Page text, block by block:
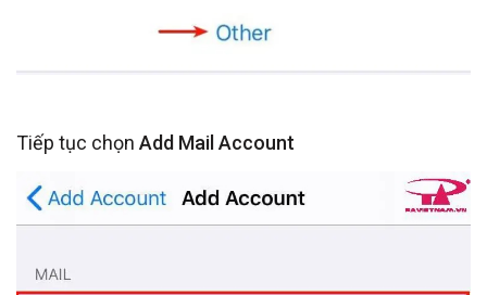
Tiếp tục chọn Add Mail Account